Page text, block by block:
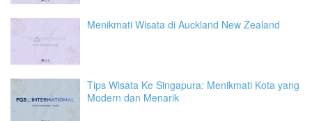
Menikmati Wisata di Auckland New Zealand
Tips Wisata Ke Singapura: Menikmati Kota yang
Modern dan Menarik